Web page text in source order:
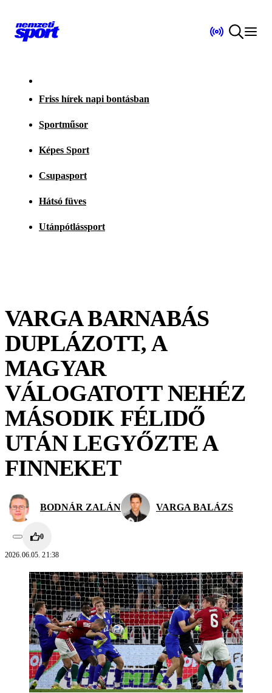
Friss hírek napi bontásban
Sportműsor
Képes Sport
Csupasport
Hátsó füves
Utánpótlássport
VARGA BARNABÁS
DUPLÁZOTT, A
MAGYAR
VÁLOGATOTT NEHÉZ
MÁSODIK FÉLIDŐ
UTÁN LEGYŐZTE A
FINNEKET
BODNÁR ZALÁN VARGA BALÁZS
0
2026.06.05. 21:38